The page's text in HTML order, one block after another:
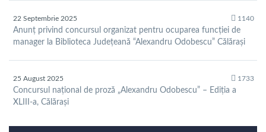
22 Septembrie 2025 1140
Anunț privind concursul organizat pentru ocuparea funcției de
manager la Biblioteca Județeană “Alexandru Odobescu” Călărași
25 August 2025 1733
Concursul național de proză „Alexandru Odobescu” – Ediția a
XLIII-a, Călărași